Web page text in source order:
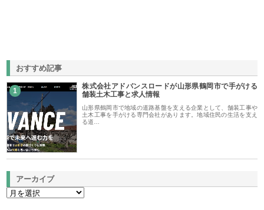
おすすめ記事
1
株式会社アドバンスロードが山形県鶴岡市で手がける
舗装土木工事と求人情報
山形県鶴岡市で地域の道路基盤を支える企業として、舗装工事や
土木工事を手がける専門会社があります。地域住民の生活を支え
る道…
アーカイブ